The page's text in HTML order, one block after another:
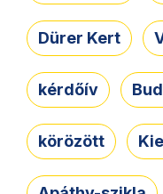
Dürer Kert
kérdőív
körözött